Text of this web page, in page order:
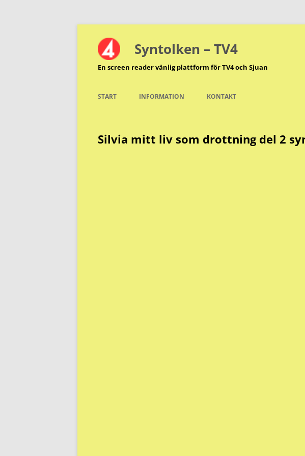
Hoppa
innehåll Syntolken – TV4
En screen reader vänlig plattform för TV4 och Sjuan
START INFORMATION KONTAKT
Silvia mitt liv som drottning del 2